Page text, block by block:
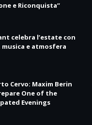
e Riconquista”
celebra l’estate con
e atmosfera
Cervo: Maxim Berin
One of the
Evenings